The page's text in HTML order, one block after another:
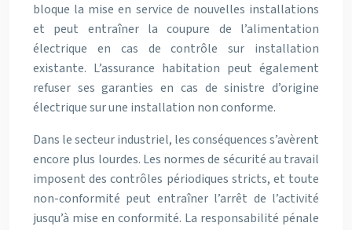
bloque la mise en service de nouvelles installations
et peut entraîner la coupure de l’alimentation
électrique en cas de contrôle sur installation
existante. L’assurance habitation peut également
refuser ses garanties en cas de sinistre d’origine
électrique sur une installation non conforme.
Dans le secteur industriel, les conséquences s’avèrent
encore plus lourdes. Les normes de sécurité au travail
imposent des contrôles périodiques stricts, et toute
non-conformité peut entraîner l’arrêt de l’activité
jusqu’à mise en conformité. La responsabilité pénale